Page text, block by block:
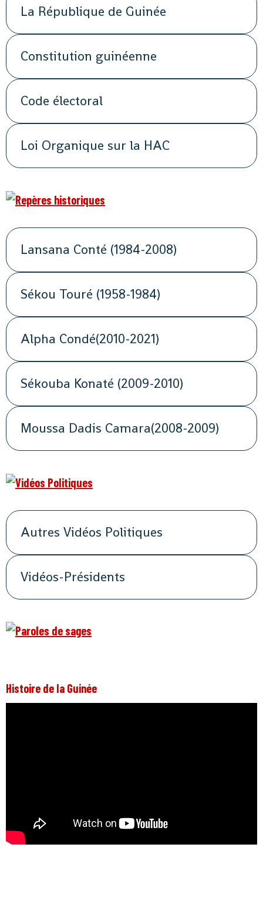
La République de Guinée
Constitution guinéenne
Code électoral
Loi Organique sur la HAC
Lansana Conté (1984-2008)
Sékou Touré (1958-1984)
Alpha Condé(2010-2021)
Sékouba Konaté (2009-2010)
Moussa Dadis Camara(2008-2009)
Autres Vidéos Politiques
Vidéos-Présidents
Histoire de la Guinée